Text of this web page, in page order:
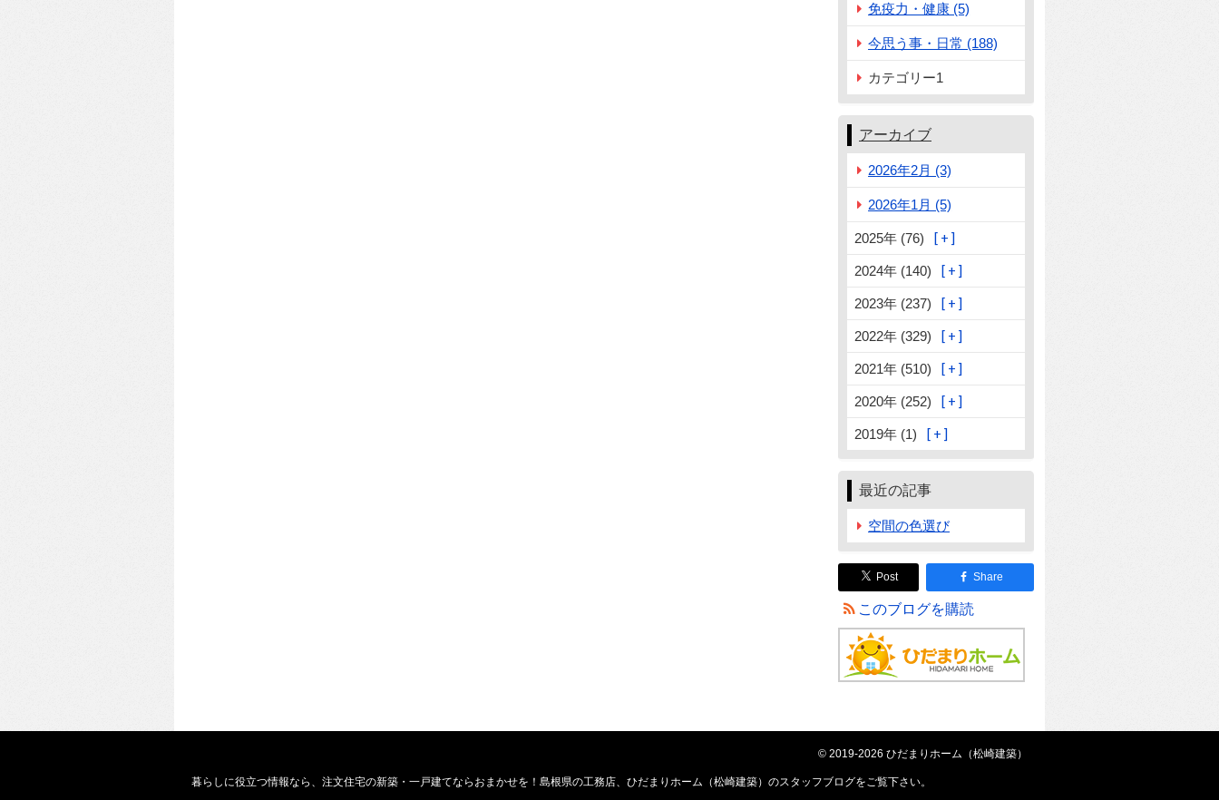
免疫力・健康 (5)
今思う事・日常 (188)
カテゴリー1
アーカイブ
2026年2月 (3)
2026年1月 (5)
2025年 (76)
2024年 (140)
2023年 (237)
2022年 (329)
2021年 (510)
2020年 (252)
2019年 (1)
最近の記事
空間の色選び
Post Share
このブログを購読
© 2019-2026 ひだまりホーム（松崎建築）
暮らしに役立つ情報なら、注文住宅の新築・一戸建てならおまかせを！島根県の工務店、ひだまりホーム（松崎建築）のスタッフブログをご覧下さい。